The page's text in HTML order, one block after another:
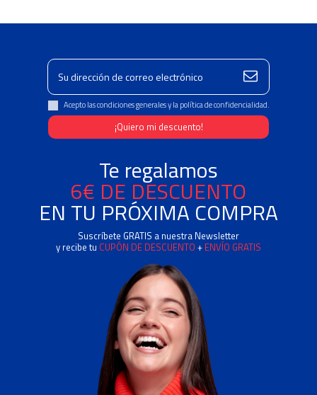
Acepto las condiciones generales y la política de confidencialidad.
Te regalamos
6€ DE DESCUENTO
EN TU PRÓXIMA COMPRA
Suscríbete GRATIS a nuestra Newsletter
y recibe tu CUPÓN DE DESCUENTO + ENVÍO GRATIS